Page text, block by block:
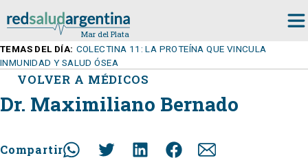
TEMAS DEL DÍA: COLECTINA 11: LA PROTEÍNA QUE VINCULA
INMUNIDAD Y SALUD ÓSEA
VOLVER A MÉDICOS
Dr. Maximiliano Bernado
Compartir